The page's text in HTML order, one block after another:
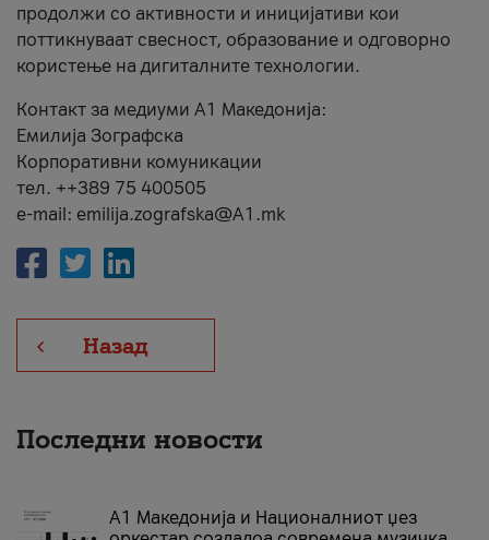
продолжи со активности и иницијативи кои
поттикнуваат свесност, образование и одговорно
користење на дигиталните технологии.
Контакт за медиуми А1 Македонија:
Емилија Зографска
Корпоративни комуникации
тел. ++389 75 400505
e-mail: emilija.zografska@A1.mk
Назад
Последни новости
А1 Македонија и Националниот џез